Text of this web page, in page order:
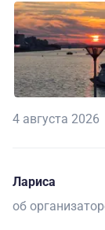
4 августа 2026
Лариса
об